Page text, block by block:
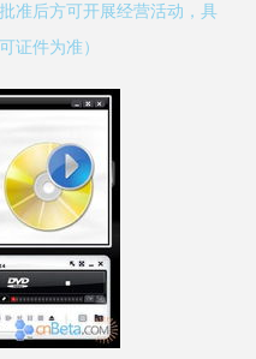
准后方可开展经营活动，具
证件为准）